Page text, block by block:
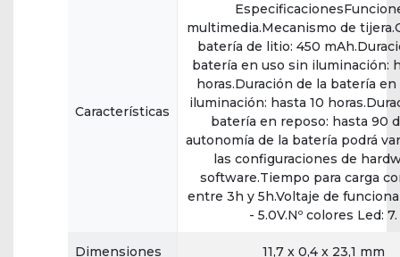
Características
multimedia.Mecanismo de
batería de litio: 450
batería en uso sin iluminación:
horas.Duración de la batería
iluminación: hasta 10
batería en reposo: hasta 90
autonomía de la batería podrá
las configuraciones de
software.Tiempo para carga
entre 3h y 5h.Voltaje de
- 5.0V.Nº colores Led: 7.
Dimensiones 11,7 x 0,4 x 23,1 mm